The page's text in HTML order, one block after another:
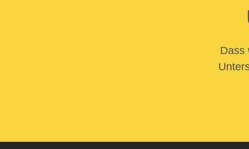
Dass